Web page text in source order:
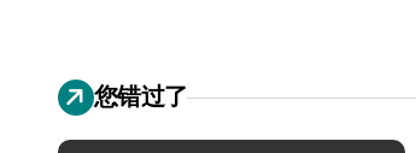
您错过了